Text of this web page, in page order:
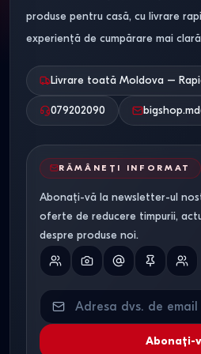
Blaturi
solicitări constante. Cele mai
laminate cu grosimea de 28 sau
umiditate, impact mecanic și
Feronerie și
utilizare
Confortul bucătăriei depinde în
feroneriei. Bucătăriile moderne
și glisiere cu amortizare, care
feronerii este calculată pentru
utilizare, ceea ce este esențial
produse pentru casă, cu livrare
experiență de cumpărare mai
Livrare toată Moldova –
079202090
RĂMÂNEȚI INFORMAT
Abonați-vă la newsletter-ul
oferte de reducere timpurii,
despre produse noi.
Abonați-